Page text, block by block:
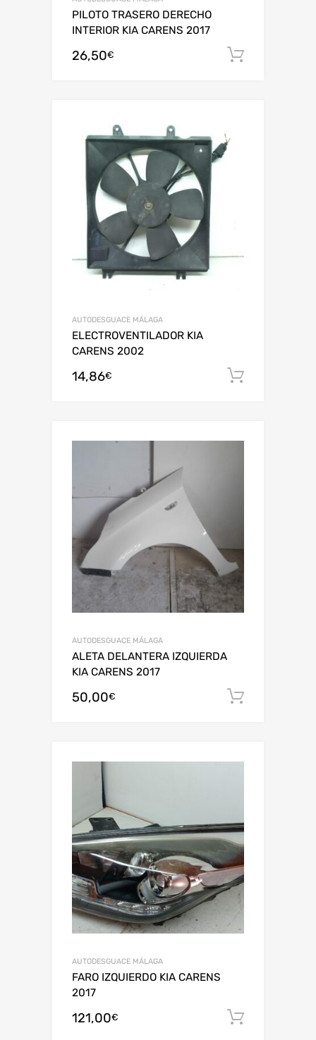
PILOTO TRASERO DERECHO
INTERIOR KIA CARENS 2017
26,50€
AUTODESGUACE MÁLAGA
ELECTROVENTILADOR KIA
CARENS 2002
14,86€
AUTODESGUACE MÁLAGA
ALETA DELANTERA IZQUIERDA
KIA CARENS 2017
50,00€
AUTODESGUACE MÁLAGA
FARO IZQUIERDO KIA CARENS
2017
121,00€